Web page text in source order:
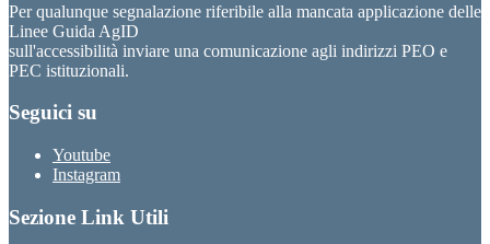
Per qualunque segnalazione riferibile alla mancata applicazione delle
Linee Guida AgID
sull'accessibilità inviare una comunicazione agli indirizzi PEO e
PEC istituzionali.
Seguici su
Youtube
Instagram
Sezione Link Utili